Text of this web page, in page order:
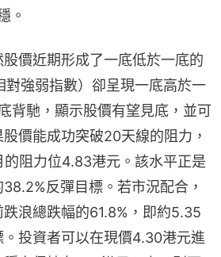
。
價近期形成了一底低於一底的
對強弱指數）卻呈現一底高於一
背馳，顯示股價有望見底，並可
價能成功突破20天線的阻力，
的阻力位4.83港元。該水平正是
反彈目標。若市況配合，
浪總跌幅的61.8%，即約5.35
投資者可以在現價4.30港元進